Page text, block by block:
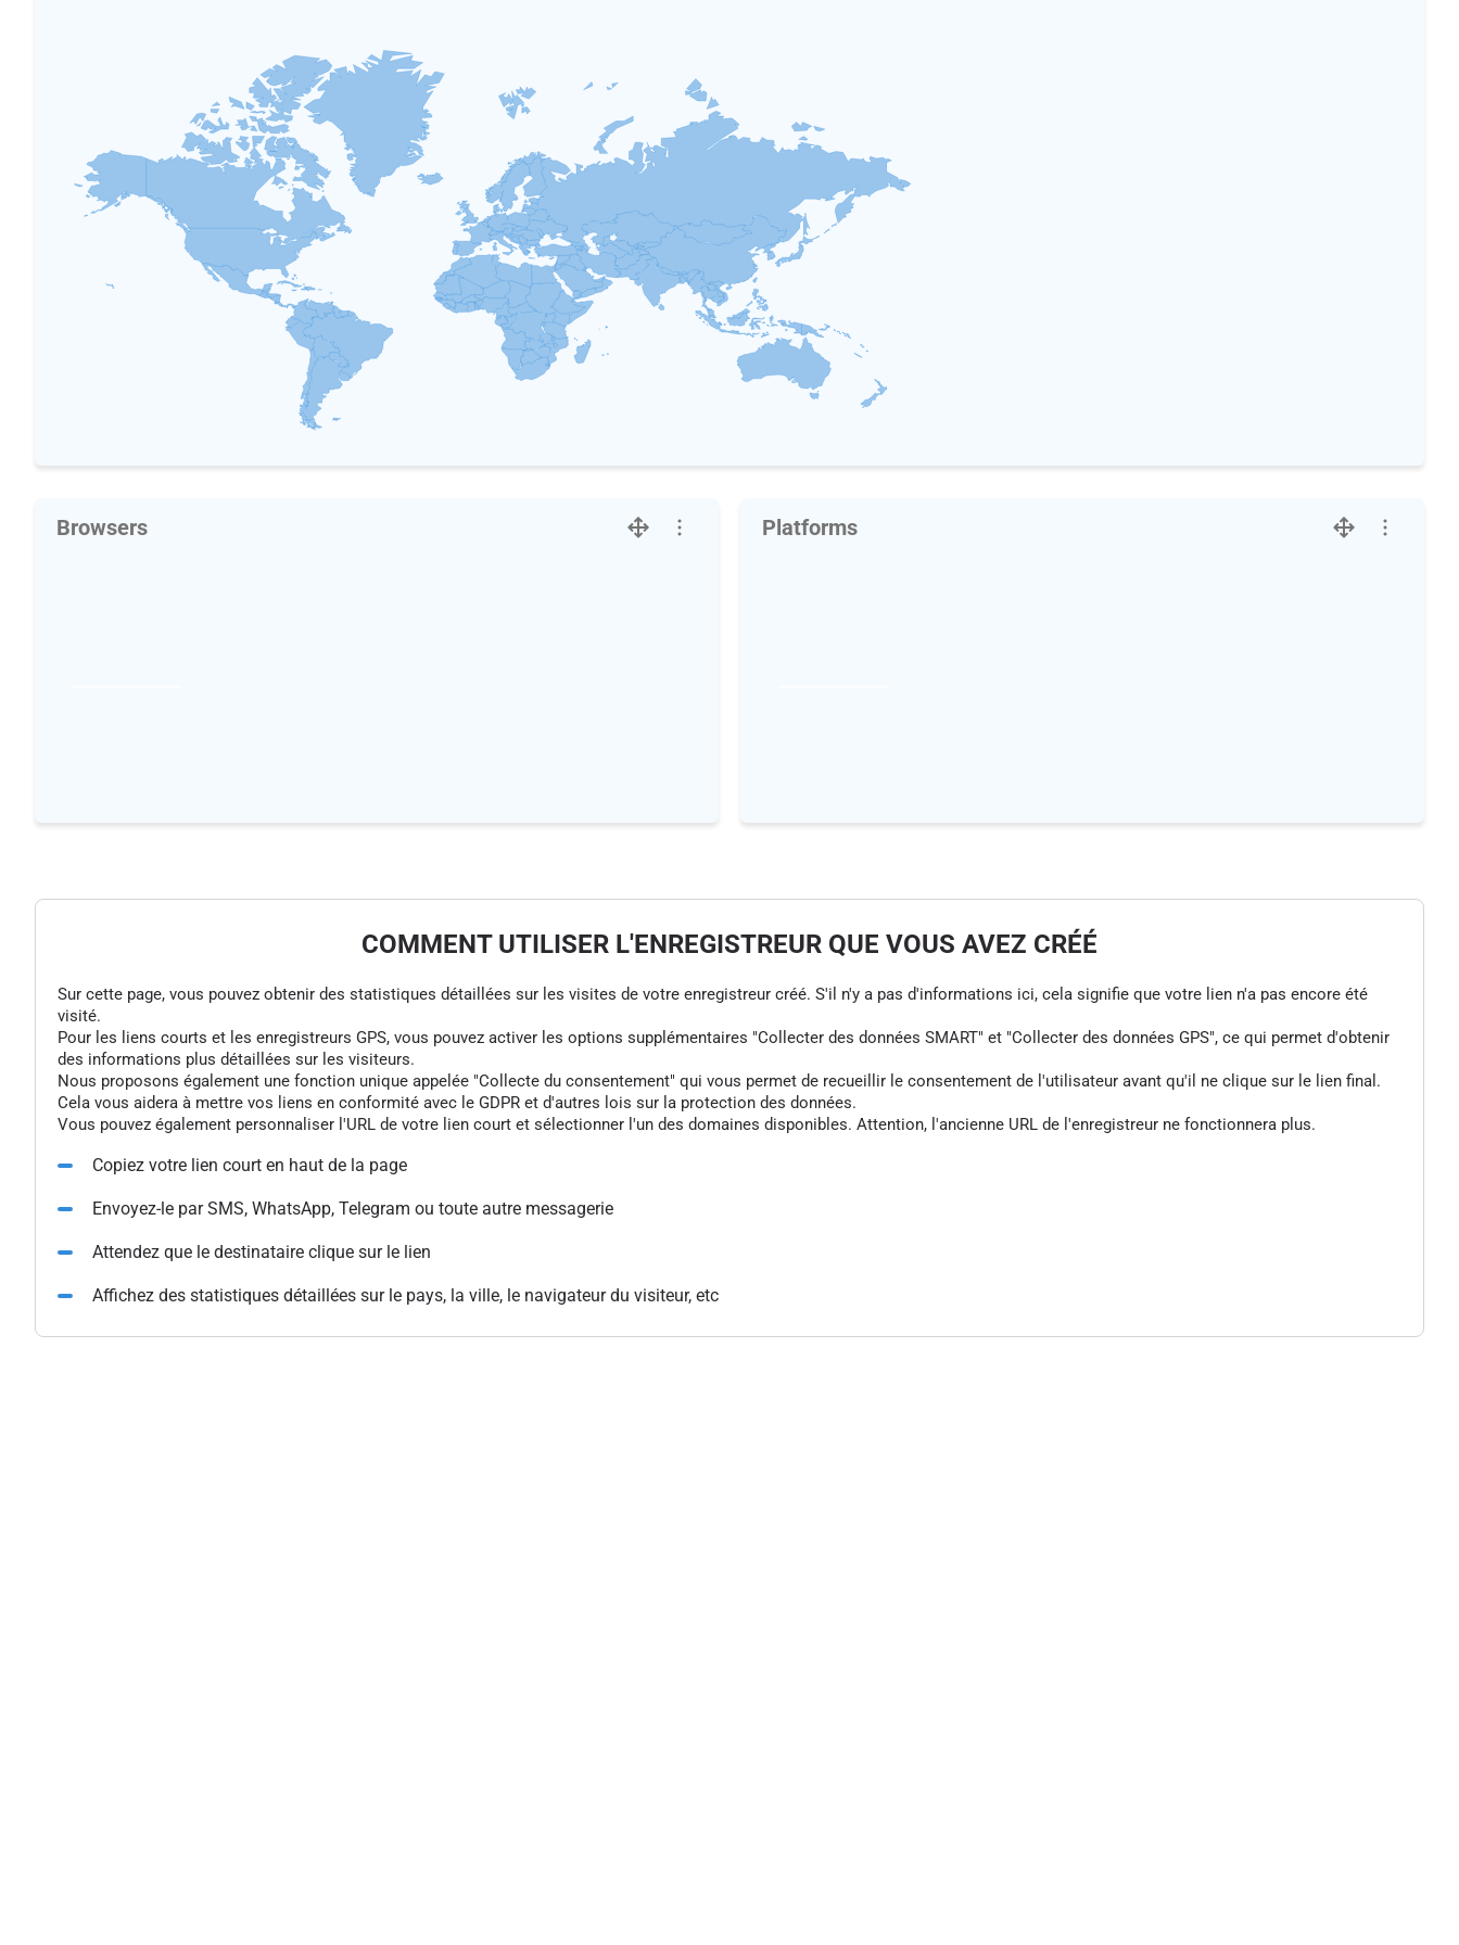
Browsers Platforms
COMMENT UTILISER L'ENREGISTREUR QUE VOUS AVEZ CRÉÉ
Sur cette page, vous pouvez obtenir des statistiques détaillées sur les visites de votre enregistreur créé. S'il n'y a pas d'informations ici, cela signifie que votre lien n'a pas encore été
visité.
Pour les liens courts et les enregistreurs GPS, vous pouvez activer les options supplémentaires "Collecter des données SMART" et "Collecter des données GPS", ce qui permet d'obtenir
des informations plus détaillées sur les visiteurs.
Nous proposons également une fonction unique appelée "Collecte du consentement" qui vous permet de recueillir le consentement de l'utilisateur avant qu'il ne clique sur le lien final.
Cela vous aidera à mettre vos liens en conformité avec le GDPR et d'autres lois sur la protection des données.
Vous pouvez également personnaliser l'URL de votre lien court et sélectionner l'un des domaines disponibles. Attention, l'ancienne URL de l'enregistreur ne fonctionnera plus.
Copiez votre lien court en haut de la page
Envoyez-le par SMS, WhatsApp, Telegram ou toute autre messagerie
Attendez que le destinataire clique sur le lien
Affichez des statistiques détaillées sur le pays, la ville, le navigateur du visiteur, etc